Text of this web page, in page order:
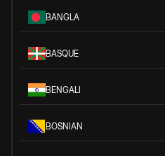
BANGLA
BASQUE
BENGALI
BOSNIAN